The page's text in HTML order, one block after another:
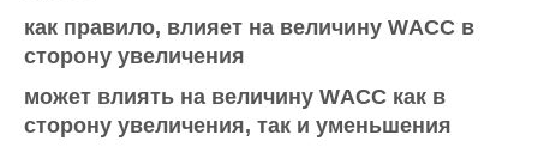
как правило, влияет на величину WАСС в
сторону увеличения
может влиять на величину WАСС как в
сторону увеличения, так и уменьшения